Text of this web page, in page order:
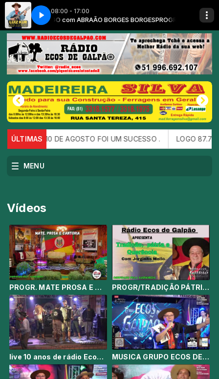
08:00 - 17:00
DE DOMINGO com ABRAÃO BORGES BORGESPROGRAMA ECOS DE
LUIZ KUR ACORDES DE MILONGA LUIZ KUR
ÚLTIMAS
DIA 10 DE AGOSTO FOI UM SUCESSO . LOGO 87.7FM
MENU
Vídeos
PROGR. MATE PROSA E CANTORIA - WEB: RADIO ECOS DE GALPÃO /FM 87.7 PROGR/TRADIÇÃO PÁTRIA E QUERENCIA - WEB: RADIO ECOS DE GALPÃO /FM 87.7
live 10 anos de rádio Ecos de Galpão - Daniel Hack e Gaúchos lá de Fora MUSICA GRUPO ECOS DE GALPAO LETRA CRISTIANO LANEOS ABRAAO BORGES E ARRANJOS E MELODIA DANIEL HACK